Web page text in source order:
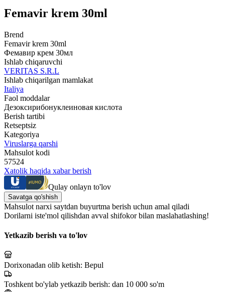
Femavir krem 30ml
Brend
Femavir krem 30ml
Фемавир крем 30мл
Ishlab chiqaruvchi
VERITAS S.R.L
Ishlab chiqarilgan mamlakat
Italiya
Faol moddalar
Дезоксирибонуклеиновая кислота
Berish tartibi
Retseptsiz
Kategoriya
Viruslarga qarshi
Mahsulot kodi
57524
Xatolik haqida xabar berish
Qulay onlayn to'lov
Savatga qo'shish
Mahsulot narxi saytdan buyurtma berish uchun amal qiladi
Dorilarni iste'mol qilishdan avval shifokor bilan maslahatlashing!
Yetkazib berish va to'lov
Dorixonadan olib ketish: Bepul
Toshkent bo'ylab yetkazib berish: dan 10 000 so'm